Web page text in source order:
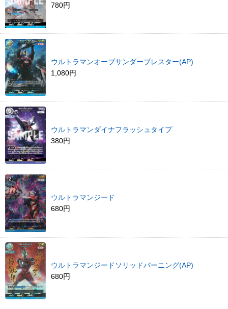
780円
ウルトラマンオーブサンダーブレスター(AP)
1,080円
ウルトラマンダイナフラッシュタイプ
380円
ウルトラマンジード
680円
ウルトラマンジードソリッドバーニング(AP)
680円